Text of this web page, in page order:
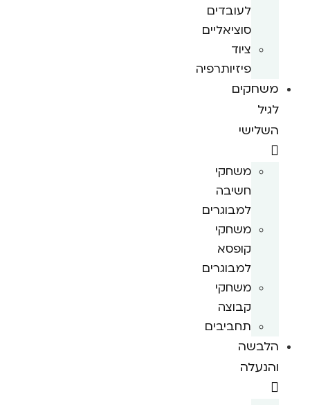
לעובדים
סוציאליים
ציוד
פיזיותרפיה
משחקים
לגיל
השלישי
משחקי
חשיבה
למבוגרים
משחקי
קופסא
למבוגרים
משחקי
קבוצה
תחביבים
הלבשה
והנעלה